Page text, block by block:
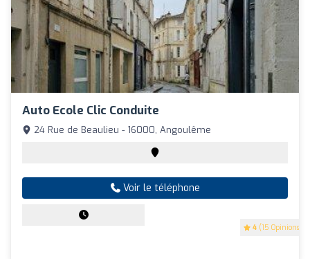
Auto Ecole Clic Conduite
4 (15 Opinions)
24 Rue de Beaulieu - 16000, Angoulême
Voir le téléphone